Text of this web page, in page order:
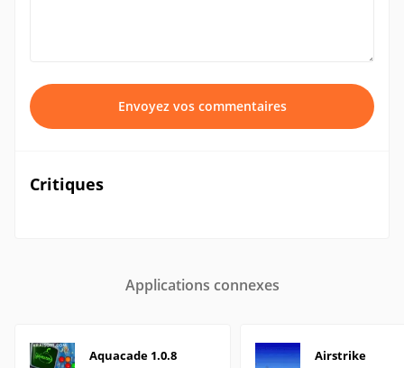
Envoyez vos commentaires
Critiques
Applications connexes
Aquacade 1.0.8 Airstrike